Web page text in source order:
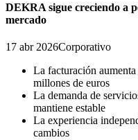
DEKRA sigue creciendo a
mercado
17 abr 2026Corporativo
La facturación
millones de euros
La demanda de
mantiene estable
La experiencia
cambios